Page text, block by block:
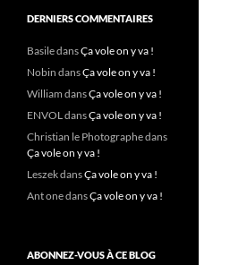
DERNIERS COMMENTAIRES
BasiledansÇa vole on y va !
Nobin dansÇa vole on y va !
William dansÇa vole on y va !
ENVOLdansÇa vole on y va !
Christian le Photographedans
Ça vole on y va !
LeszekdansÇa vole on y va !
Ant onedansÇa vole on y va !
ABONNEZ-VOUS À CE BLOG